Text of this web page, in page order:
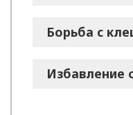
Борьба с
Избавление